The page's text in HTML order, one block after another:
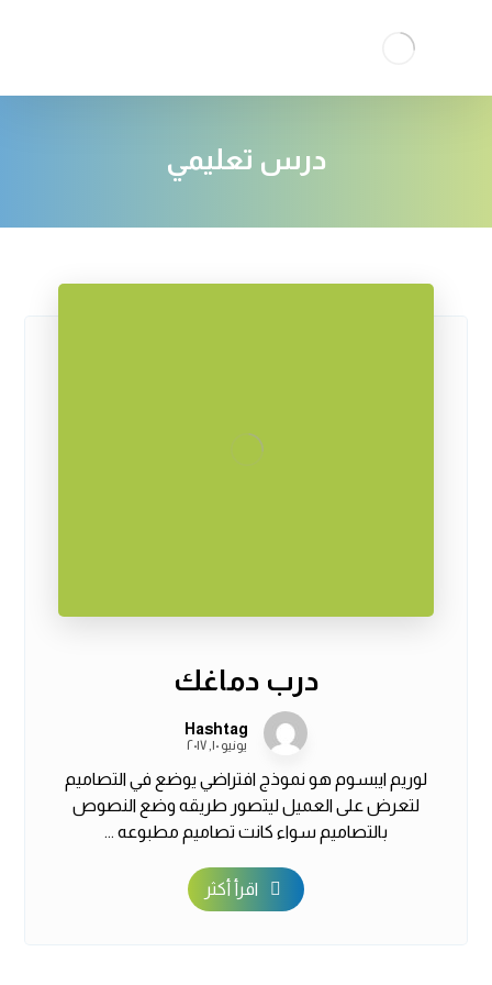
درس تعليمي
درب دماغك
Hashtag
يونيو ١٠, ٢٠١٧
لوريم ايبسوم هو نموذج افتراضي يوضع في التصاميم
لتعرض على العميل ليتصور طريقه وضع النصوص
بالتصاميم سواء كانت تصاميم مطبوعه ...
اقرأ أكثر